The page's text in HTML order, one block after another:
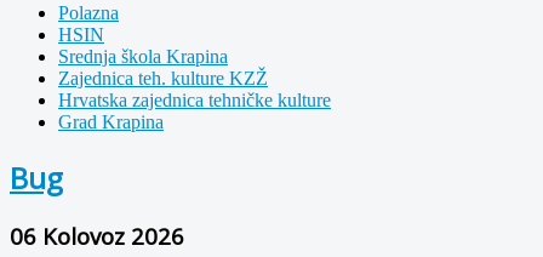
Polazna
HSIN
Srednja škola Krapina
Zajednica teh. kulture KZŽ
Hrvatska zajednica tehničke kulture
Grad Krapina
Bug
06 Kolovoz 2026